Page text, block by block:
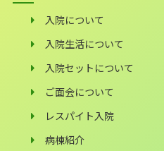
入院について
入院生活について
入院セットについて
ご面会について
レスパイト入院
病棟紹介